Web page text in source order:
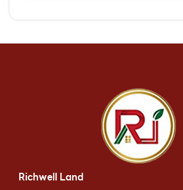
Richwell Land